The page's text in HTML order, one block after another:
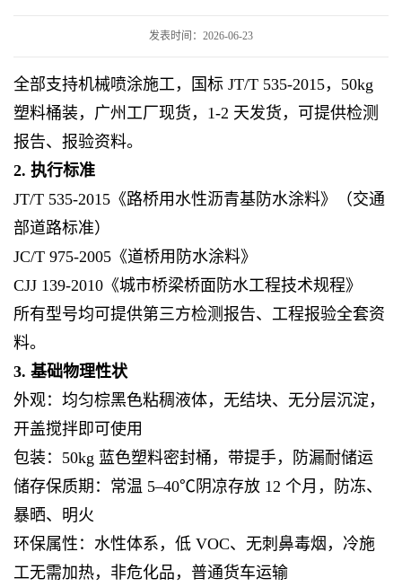
发表时间：2026-06-23
全部支持机械喷涂施工，国标 JT/T 535-2015，50kg
塑料桶装，广州工厂现货，1-2 天发货，可提供检测
报告、报验资料。
2. 执行标准
JT/T 535-2015《路桥用水性沥青基防水涂料》（交通
部道路标准）
JC/T 975-2005《道桥用防水涂料》
CJJ 139-2010《城市桥梁桥面防水工程技术规程》
所有型号均可提供第三方检测报告、工程报验全套资
料。
3. 基础物理性状
外观：均匀棕黑色粘稠液体，无结块、无分层沉淀，
开盖搅拌即可使用
包装：50kg 蓝色塑料密封桶，带提手，防漏耐储运
储存保质期：常温 5–40℃阴凉存放 12 个月，防冻、
暴晒、明火
环保属性：水性体系，低 VOC、无刺鼻毒烟，冷施
工无需加热，非危化品，普通货车运输